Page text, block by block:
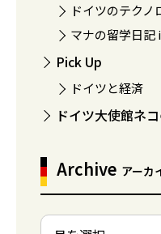
ドイツのテクノ
マナの留学日記
Pick Up
ドイツと経済
ドイツ大使館ネ
Archive アーカ